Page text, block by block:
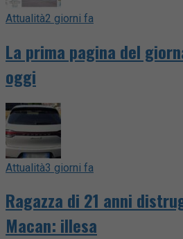
Attualità2 giorni fa
La prima pagina del
oggi
Attualità3 giorni fa
Ragazza di 21 anni
Macan: illesa